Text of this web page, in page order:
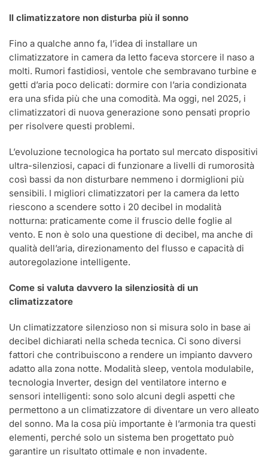
Il climatizzatore non disturba più il sonno
Fino a qualche anno fa, l’idea di installare un
climatizzatore in camera da letto faceva storcere il naso a
molti. Rumori fastidiosi, ventole che sembravano turbine e
getti d’aria poco delicati: dormire con l’aria condizionata
era una sfida più che una comodità. Ma oggi, nel 2025, i
climatizzatori di nuova generazione sono pensati proprio
per risolvere questi problemi.
L’evoluzione tecnologica ha portato sul mercato dispositivi
ultra-silenziosi, capaci di funzionare a livelli di rumorosità
così bassi da non disturbare nemmeno i dormiglioni più
sensibili. I migliori climatizzatori per la camera da letto
riescono a scendere sotto i 20 decibel in modalità
notturna: praticamente come il fruscio delle foglie al
vento. E non è solo una questione di decibel, ma anche di
qualità dell’aria, direzionamento del flusso e capacità di
autoregolazione intelligente.
Come si valuta davvero la silenziosità di un
climatizzatore
Un climatizzatore silenzioso non si misura solo in base ai
decibel dichiarati nella scheda tecnica. Ci sono diversi
fattori che contribuiscono a rendere un impianto davvero
adatto alla zona notte. Modalità sleep, ventola modulabile,
tecnologia Inverter, design del ventilatore interno e
sensori intelligenti: sono solo alcuni degli aspetti che
permettono a un climatizzatore di diventare un vero alleato
del sonno. Ma la cosa più importante è l’armonia tra questi
elementi, perché solo un sistema ben progettato può
garantire un risultato ottimale e non invadente.